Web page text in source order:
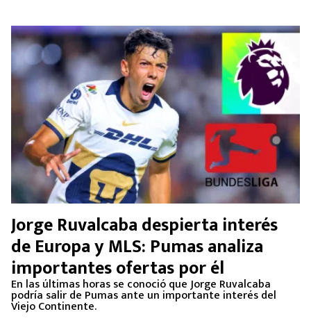
Jorge Ruvalcaba despierta interés
de Europa y MLS: Pumas analiza
importantes ofertas por él
En las últimas horas se conoció que Jorge Ruvalcaba
podría salir de Pumas ante un importante interés del
Viejo Continente.